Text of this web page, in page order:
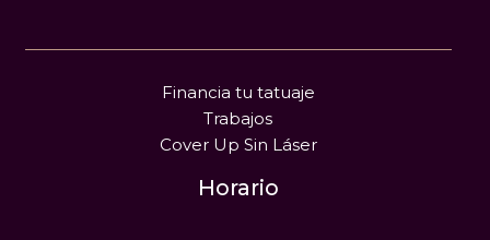
Financia tu tatuaje
Trabajos
Cover Up Sin Láser
Horario